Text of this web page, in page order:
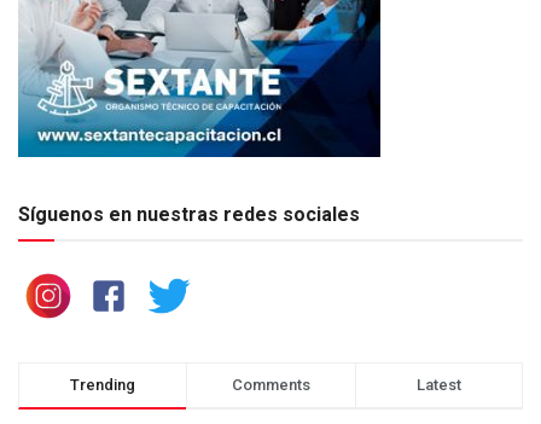
Síguenos en nuestras redes sociales
Trending Comments Latest